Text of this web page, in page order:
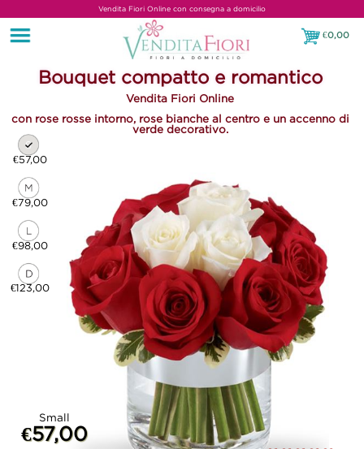
Vendita Fiori Online con consegna a domicilio
€0,00
€0,00
Bouquet compatto e romantico
Vendita Fiori Online
con rose rosse intorno, rose bianche al centro e un accenno di
verde decorativo.
€57,00
€79,00
€98,00
€123,00
Small
€57,00